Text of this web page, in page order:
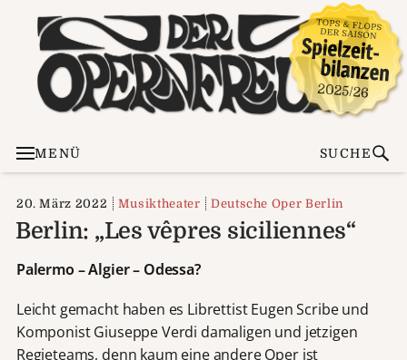
MENÜ SUCHE
20. März 2022 Musiktheater Deutsche Oper Berlin
Berlin: „Les vêpres siciliennes“
Palermo – Algier – Odessa?
Leicht gemacht haben es Librettist Eugen Scribe und
Komponist Giuseppe Verdi damaligen und jetzigen
Regieteams, denn kaum eine andere Oper ist